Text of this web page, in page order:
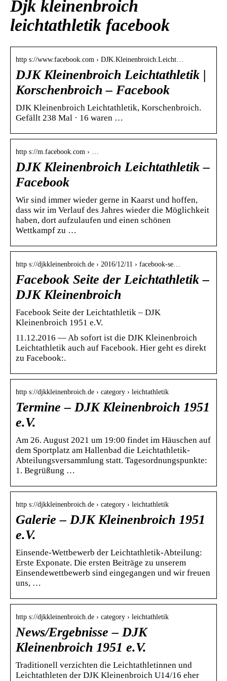
Djk kleinenbroich
leichtathletik facebook
http s://www.facebook.com › DJK.Kleinenbroich.Leicht…
DJK Kleinenbroich Leichtathletik |
Korschenbroich – Facebook
DJK Kleinenbroich Leichtathletik, Korschenbroich.
Gefällt 238 Mal · 16 waren …
http s://m.facebook.com › …
DJK Kleinenbroich Leichtathletik –
Facebook
Wir sind immer wieder gerne in Kaarst und hoffen,
dass wir im Verlauf des Jahres wieder die Möglichkeit
haben, dort aufzulaufen und einen schönen
Wettkampf zu …
http s://djkkleinenbroich.de › 2016/12/11 › facebook-se…
Facebook Seite der Leichtathletik –
DJK Kleinenbroich
Facebook Seite der Leichtathletik – DJK
Kleinenbroich 1951 e.V.
11.12.2016 — Ab sofort ist die DJK Kleinenbroich
Leichtathletik auch auf Facebook. Hier geht es direkt
zu Facebook:.
http s://djkkleinenbroich.de › category › leichtathletik
Termine – DJK Kleinenbroich 1951
e.V.
Am 26. August 2021 um 19:00 findet im Häuschen auf
dem Sportplatz am Hallenbad die Leichtathletik-
Abteilungsversammlung statt. Tagesordnungspunkte:
1. Begrüßung …
http s://djkkleinenbroich.de › category › leichtathletik
Galerie – DJK Kleinenbroich 1951
e.V.
Einsende-Wettbewerb der Leichtathletik-Abteilung:
Erste Exponate. Die ersten Beiträge zu unserem
Einsendewettbewerb sind eingegangen und wir freuen
uns, …
http s://djkkleinenbroich.de › category › leichtathletik
News/Ergebnisse – DJK
Kleinenbroich 1951 e.V.
Traditionell verzichten die Leichtathletinnen und
Leichtathleten der DJK Kleinenbroich U14/16 eher